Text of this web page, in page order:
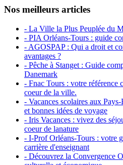
Nos meilleurs articles
- La Ville la Plus Peuplée du
- PIA Orléans-Tours : guide
- AGOSPAP : Qui a droit et
avantages ?
- Pêche à Stanget : Guide
Danemark
- Fnac Tours : votre référence
coeur de la ville.
- Vacances scolaires aux
et bonnes idées de voyage
- Iris Vacances : vivez des
coeur de lanature
- I-Prof Orléans-Tours : votre
carrière d'enseignant
- Découvrez la Convergence